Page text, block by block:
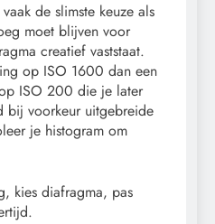
de slimste keuze als
moet blijven voor
creatief vaststaat.
op ISO 1600 dan een
ISO 200 die je later
bij voorkeur uitgebreide
je histogram om
kies diafragma, pas